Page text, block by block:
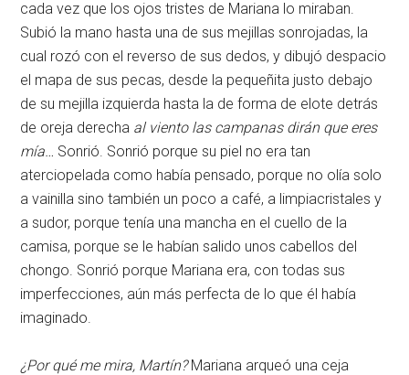
cada vez que los ojos tristes de Mariana lo miraban.
Subió la mano hasta una de sus mejillas sonrojadas, la
cual rozó con el reverso de sus dedos, y dibujó despacio
el mapa de sus pecas, desde la pequeñita justo debajo
de su mejilla izquierda hasta la de forma de elote detrás
de oreja derecha al viento las campanas dirán que eres
mía… Sonrió. Sonrió porque su piel no era tan
aterciopelada como había pensado, porque no olía solo
a vainilla sino también un poco a café, a limpiacristales y
a sudor, porque tenía una mancha en el cuello de la
camisa, porque se le habían salido unos cabellos del
chongo. Sonrió porque Mariana era, con todas sus
imperfecciones, aún más perfecta de lo que él había
imaginado.
¿Por qué me mira, Martín?Mariana arqueó una ceja